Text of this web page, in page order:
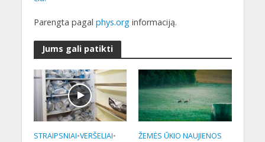
Parengta pagal phys.orginformaciją.
Jums gali patikti
STRAIPSNIAI•VERŠELIAI•
ŽEMĖS ŪKIO NAUJIENOS